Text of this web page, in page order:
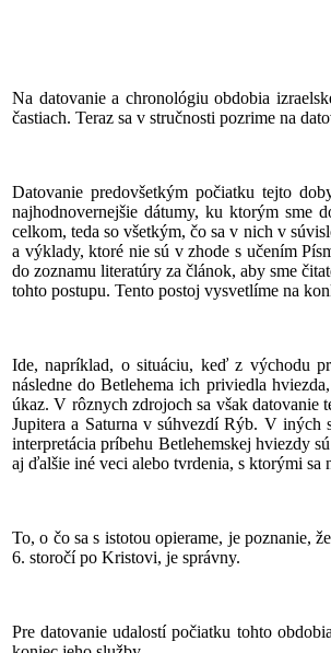
Na datovanie a chronológiu obdobia
častiach. Teraz sa v stručnosti pozrime na
Datovanie predovšetkým počiatku tejto
najhodnovernejšie dátumy, ku ktorým sme
celkom, teda so všetkým, čo sa v nich v
a výklady, ktoré nie sú v zhode s učením
do zoznamu literatúry za článok, aby sme
tohto postupu. Tento postoj vysvetlíme na
Ide, napríklad, o situáciu, keď z východu
následne do Betlehema ich priviedla
úkaz. V rôznych zdrojoch sa však datovanie
Jupitera a Saturna v súhvezdí Rýb. V iných
interpretácia príbehu Betlehemskej hviezdy
aj ďalšie iné veci alebo tvrdenia, s ktorými
To, o čo sa s istotou opierame, je poznanie,
6. storočí po Kristovi, je správny.
Pre datovanie udalostí počiatku tohto